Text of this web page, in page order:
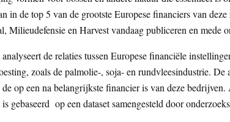
in de top 5 van de grootste Europese financiers van
Milieudefensie en Harvest vandaag publiceren en mede
de relaties tussen Europese financiële
zoals de palmolie-, soja- en rundvleesindustrie.
op een na belangrijkste financier is van deze
gebaseerd op een dataset samengesteld door